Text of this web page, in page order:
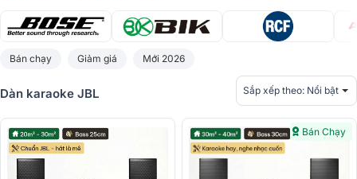
Bán chạy Giảm giá Mới 2026
Dàn karaoke JBL Sắp xếp theo: Nổi bật
Bán Chạy